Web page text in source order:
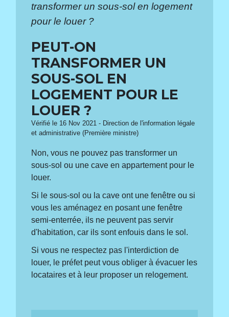
transformer un sous-sol en logement
pour le louer ?
PEUT-ON
TRANSFORMER UN
SOUS-SOL EN
LOGEMENT POUR LE
LOUER ?
Vérifié le 16 Nov 2021 - Direction de l'information légale
et administrative (Première ministre)
Non, vous ne pouvez pas transformer un
sous-sol ou une cave en appartement pour le
louer.
Si le sous-sol ou la cave ont une fenêtre ou si
vous les aménagez en posant une fenêtre
semi-enterrée, ils ne peuvent pas servir
d'habitation, car ils sont enfouis dans le sol.
Si vous ne respectez pas l'interdiction de
louer, le préfet peut vous obliger à évacuer les
locataires et à leur proposer un relogement.